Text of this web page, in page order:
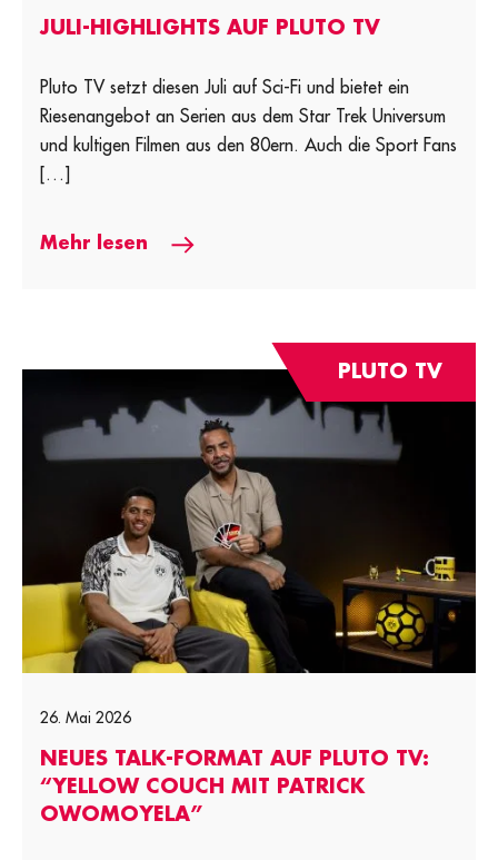
JULI-HIGHLIGHTS AUF PLUTO TV
Pluto TV setzt diesen Juli auf Sci-Fi und bietet ein
Riesenangebot an Serien aus dem Star Trek Universum
und kultigen Filmen aus den 80ern. Auch die Sport Fans
[…]
Mehr lesen
PLUTO TV
26. Mai 2026
NEUES TALK-FORMAT AUF PLUTO TV:
“YELLOW COUCH MIT PATRICK
OWOMOYELA”